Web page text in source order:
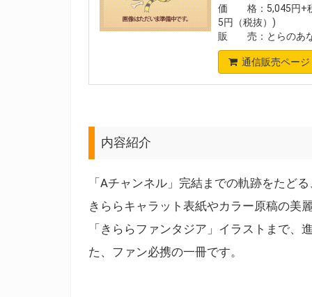
価 格：5,045円+税
5円（税抜）)
販 売：とらのあな
通信販売ページ
内容紹介
「Aチャンネル」完結までの軌跡をたど
きららキャラット表紙やカラー原稿の美
「きららファンタジア」イラストまで
た、ファン必携の一冊です。